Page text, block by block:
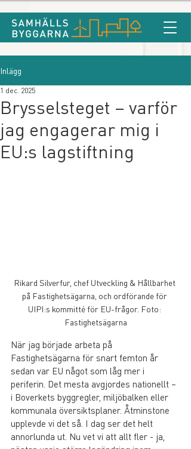
Inlägg
Brysselsteget – varför
jag engagerar mig i
EU:s lagstiftning
1 dec. 2025
Rikard Silverfur, chef Utveckling & Hållbarhet
på Fastighetsägarna, och ordförande för
UIPI:s kommitté för EU-frågor. Foto:
Fastighetsägarna
När jag började arbeta på
Fastighetsägarna för snart femton år
sedan var EU något som låg mer i
periferin. Det mesta avgjordes nationellt –
i Boverkets byggregler, miljöbalken eller
kommunala översiktsplaner. Åtminstone
upplevde vi det så. I dag ser det helt
annorlunda ut. Nu vet vi att allt fler - ja,